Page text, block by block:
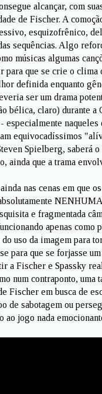
alcançar, com
de Fischer. A
esquizofrênico,
sequências. Algo
músicas algumas
para que se crie o clima
definida enquanto
ser um drama
bélica, claro) durante a
especialmente
equivocadíssimos
Spielberg, saberá
ainda que a trama
nas cenas em que
e fragmentada
apenas como
uso da imagem para
para que se forjasse
a Fischer e Spassky
num contraponto, uma
Fischer em busca de
de sabotagem ou
ao jogo nada